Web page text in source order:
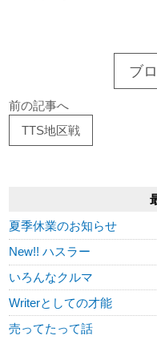
ブ
前の記事へ
TTS地区戦
夏季休業のお知らせ
New!! ハスラー
いろんなクルマ
Writerとしての才能
売ってたって話